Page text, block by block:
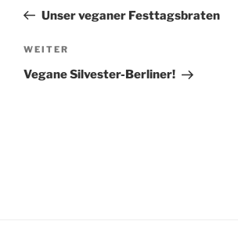
Beitrag
Unser veganer Festtagsbraten
Nächster
Beitrag
WEITER
Vegane Silvester-Berliner!